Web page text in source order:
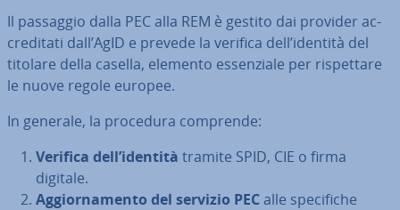
Il passaggio dalla PEC alla REM è gestito dai provider ac­
cre­di­ta­ti dall’AgID e prevede la verifica dell’identità del
titolare della casella, elemento es­sen­zia­le per ri­spet­ta­re
le nuove regole europee.
In generale, la procedura comprende:
Verifica dell’identità tramite SPID, CIE o firma
digitale.
Ag­gior­na­men­to del servizio PECalle spe­ci­fi­che